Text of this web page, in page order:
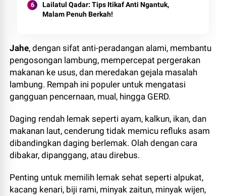
Lailatul Qadar: Tips Itikaf Anti Ngantuk,
Malam Penuh Berkah!
Jahe, dengan sifat anti-peradangan alami, membantu
pengosongan lambung, mempercepat pergerakan
makanan ke usus, dan meredakan gejala masalah
lambung. Rempah ini populer untuk mengatasi
gangguan pencernaan, mual, hingga GERD.
Daging rendah lemak seperti ayam, kalkun, ikan, dan
makanan laut, cenderung tidak memicu refluks asam
dibandingkan daging berlemak. Olah dengan cara
dibakar, dipanggang, atau direbus.
Penting untuk memilih lemak sehat seperti alpukat,
kacang kenari, biji rami, minyak zaitun, minyak wijen,